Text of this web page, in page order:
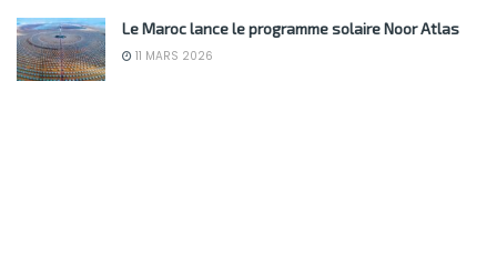
Le Maroc lance le programme solaire Noor Atlas
11 MARS 2026